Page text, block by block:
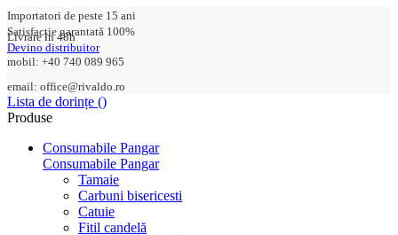
Importatori de peste 15 ani
Satisfacție garantată 100%
Devino distribuitor
Livrare în 48h
mobil: +40 740 089 965
email: office@rivaldo.ro
Lista de dorințe ()
Produse
Consumabile Pangar
Consumabile Pangar
Tamaie
Carbuni bisericesti
Catuie
Fitil candelă